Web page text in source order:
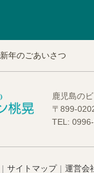
新年のごあいさつ
鹿児島の
〒899-
TEL:
サイトマップ 運営会